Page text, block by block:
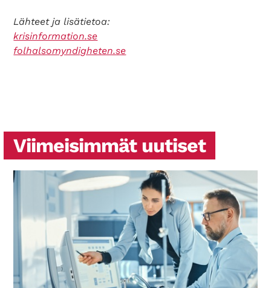
Lähteet ja lisätietoa:
krisinformation.se
folhalsomyndigheten.se
Viimeisimmät uutiset